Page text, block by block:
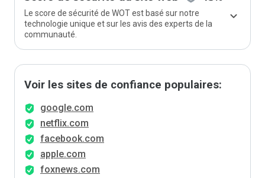
Le score de sécurité de WOT est basé sur notre
technologie unique et sur les avis des experts de la
communauté.
Voir les sites de confiance populaires:
google.com
netflix.com
facebook.com
apple.com
foxnews.com